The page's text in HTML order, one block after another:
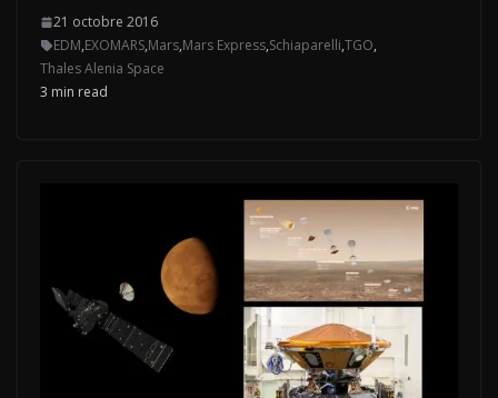
21 octobre 2016
EDM,EXOMARS,Mars,Mars Express,Schiaparelli,TGO,
Thales Alenia Space
3 min read